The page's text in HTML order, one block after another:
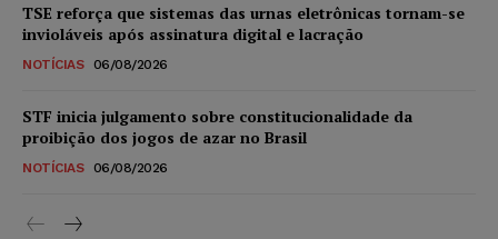
TSE reforça que sistemas das urnas eletrônicas tornam-se
invioláveis após assinatura digital e lacração
NOTÍCIAS 06/08/2026
STF inicia julgamento sobre constitucionalidade da
proibição dos jogos de azar no Brasil
NOTÍCIAS 06/08/2026